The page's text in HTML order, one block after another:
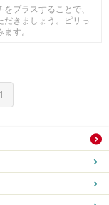
プラスすることで、
きましょう。ピリっ
す。